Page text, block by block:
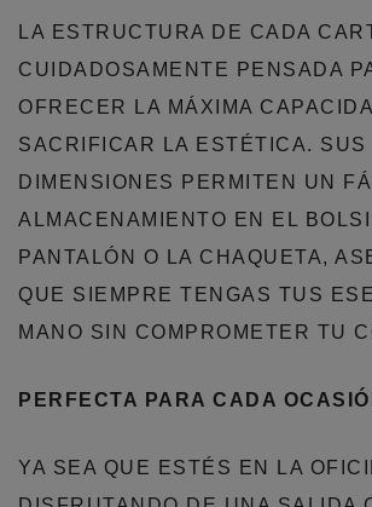
LA ESTRUCTURA DE CADA
CUIDADOSAMENTE PENSADA
OFRECER LA MÁXIMA
SACRIFICAR LA ESTÉTICA. SUS
DIMENSIONES PERMITEN UN
ALMACENAMIENTO EN EL
PANTALÓN O LA CHAQUETA,
QUE SIEMPRE TENGAS TUS
MANO SIN COMPROMETER TU
PERFECTA PARA CADA
YA SEA QUE ESTÉS EN LA